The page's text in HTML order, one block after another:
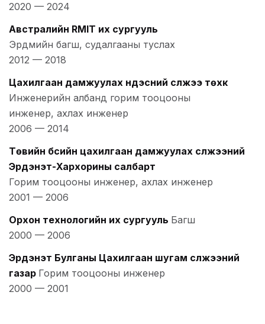
2020 — 2024
Австралийн RMIT их сургууль
Эрдмийн багш, судалгааны туслах
2012 — 2018
Цахилгаан дамжуулах үндэсний сүлжээ төхк
Инженерийн албанд горим тооцооны
инженер, ахлах инженер
2006 — 2014
Төвийн бүсийн цахилгаан дамжуулах сүлжээний
Эрдэнэт-Хархорины салбарт
Горим тооцооны инженер, ахлах инженер
2001 — 2006
Орхон технологийн их сургууль Багш
2000 — 2006
Эрдэнэт Булганы Цахилгаан шугам сүлжээний
газар Горим тооцооны инженер
2000 — 2001